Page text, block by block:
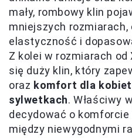
mały, rombowy klin
mniejszych rozmiarach,
elastyczność i
Z kolei w rozmiarach
się duży klin, który
oraz komfort dla kobiet
sylwetkach. Właściwy
decydować o
między niewygodnymi